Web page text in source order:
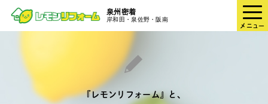
泉州密着
岸和田・泉佐野・阪南
メニュー
『レモンリフォーム』と、